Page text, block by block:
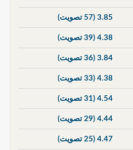
3.85 (57 تصويت)
4.38 (39 تصويت)
3.84 (36 تصويت)
4.38 (33 تصويت)
4.54 (31 تصويت)
4.44 (29 تصويت)
4.47 (25 تصويت)